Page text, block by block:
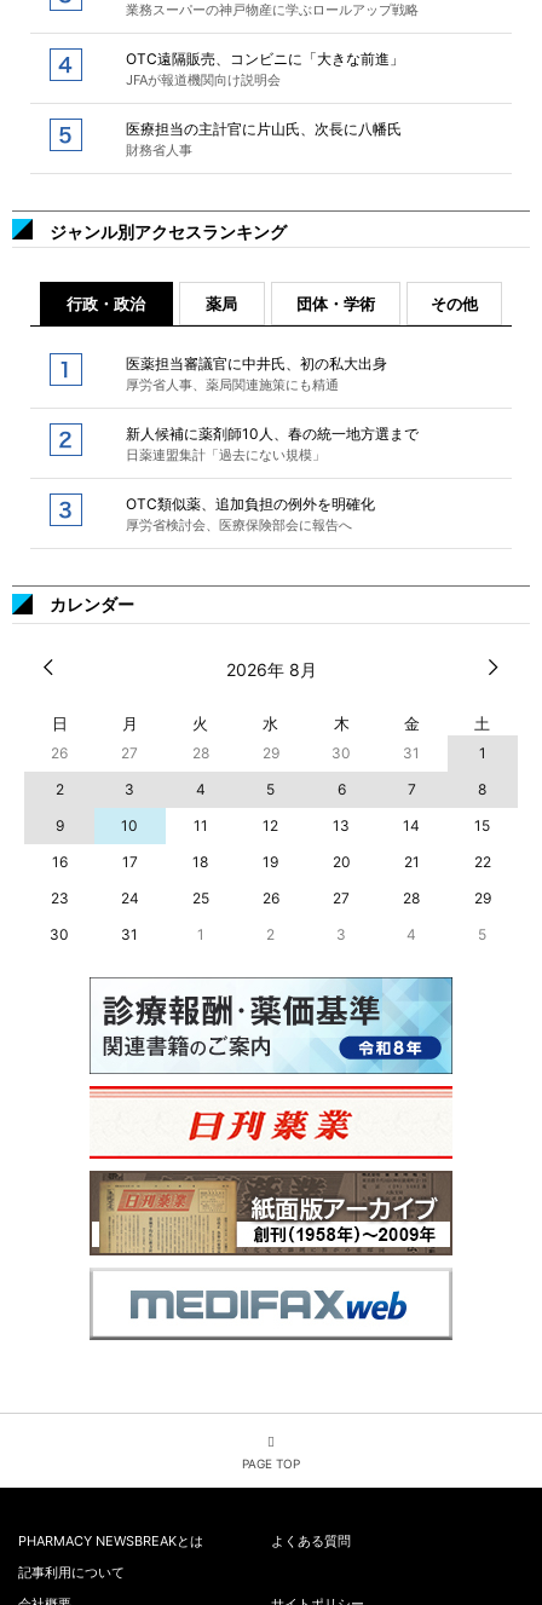
業務スーパーの神戸物産に学ぶロールアップ戦略
OTC遠隔販売、コンビニに「大きな前進」
JFAが報道機関向け説明会
医療担当の主計官に片山氏、次長に八幡氏
財務省人事
ジャンル別アクセスランキング
行政・政治 薬局 団体・学術 その他
医薬担当審議官に中井氏、初の私大出身
厚労省人事、薬局関連施策にも精通
新人候補に薬剤師10人、春の統一地方選まで
日薬連盟集計「過去にない規模」
OTC類似薬、追加負担の例外を明確化
厚労省検討会、医療保険部会に報告へ
カレンダー
2026年 8月
日 月 火 水 木 金 土
26 27 28 29 30 31
1
2
3 4 5 6 7
8
9
10 11 12 13 14
15
16
17 18 19 20 21
22
23
24 25 26 27 28
29
30
31 1 2 3 4 5
PAGE TOP
PHARMACY NEWSBREAKとは
よくある質問
記事利用について